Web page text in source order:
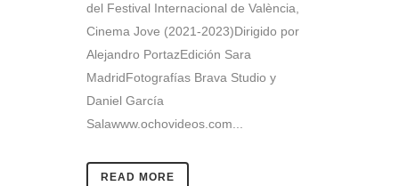
del Festival Internacional de València,
Cinema Jove (2021-2023)Dirigido por
Alejandro PortazEdición Sara
MadridFotografías Brava Studio y
Daniel García
Salawww.ochovideos.com...
READ MORE